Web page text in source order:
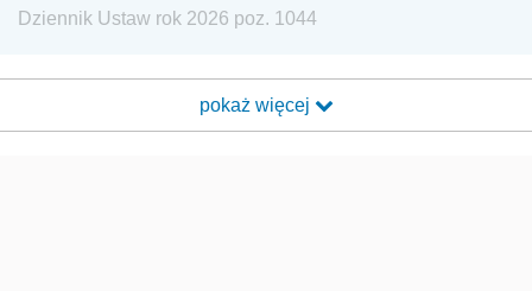
Dziennik Ustaw rok 2026 poz. 1044
pokaż więcej